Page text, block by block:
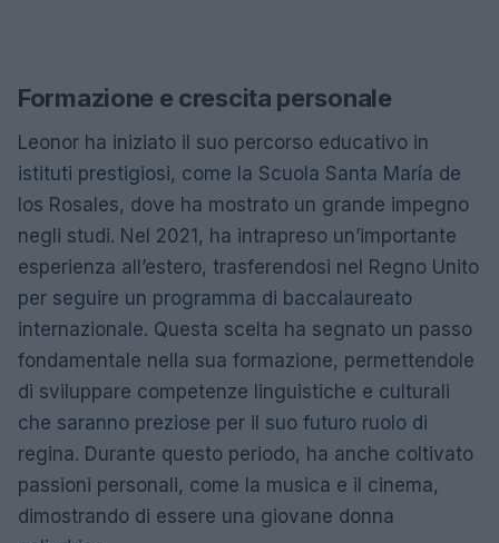
Formazione e crescita personale
Leonor ha iniziato il suo percorso educativo in
istituti prestigiosi, come la Scuola Santa María de
los Rosales, dove ha mostrato un grande impegno
negli studi. Nel 2021, ha intrapreso un’importante
esperienza all’estero, trasferendosi nel Regno Unito
per seguire un programma di baccalaureato
internazionale. Questa scelta ha segnato un passo
fondamentale nella sua formazione, permettendole
di sviluppare competenze linguistiche e culturali
che saranno preziose per il suo futuro ruolo di
regina. Durante questo periodo, ha anche coltivato
passioni personali, come la musica e il cinema,
dimostrando di essere una giovane donna